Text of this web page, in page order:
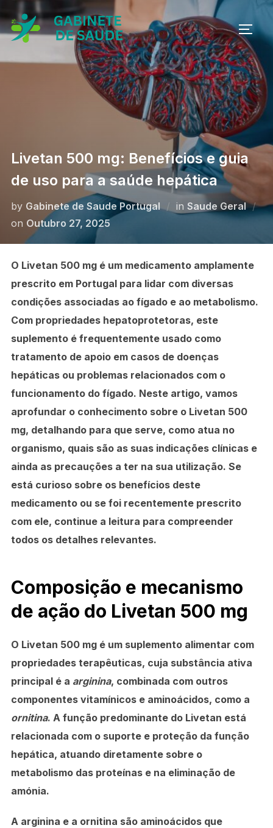
to
content
Livetan 500 mg: Benefícios e guia
de uso para a saúde hepática
by Gabinete de Saude Portugal in Saude Geral
on Posted
on
Outubro 27, 2025
O Livetan 500 mg é um medicamento amplamente
prescrito em Portugal para lidar com diversas
condições associadas ao fígado e ao metabolismo.
Com propriedades hepatoprotetoras, este
suplemento é frequentemente usado como
tratamento de apoio em casos de doenças
hepáticas ou problemas relacionados com o
funcionamento do fígado. Neste artigo, vamos
aprofundar o conhecimento sobre o Livetan 500
mg, detalhando para que serve, como atua no
organismo, quais são as suas indicações clínicas e
ainda as precauções a ter na sua utilização. Se
está curioso sobre os benefícios deste
medicamento ou se foi recentemente prescrito
com ele, continue a leitura para compreender
todos os detalhes relevantes.
Composição e mecanismo
de ação do Livetan 500 mg
O Livetan 500 mg é um suplemento alimentar com
propriedades terapêuticas, cuja substância ativa
principal é a arginina, combinada com outros
componentes vitamínicos e aminoácidos, como a
ornitina. A função predominante do Livetan está
relacionada com o suporte e proteção da função
hepática, atuando diretamente sobre o
metabolismo das proteínas e na eliminação de
amónia.
A arginina e a ornitina são aminoácidos que